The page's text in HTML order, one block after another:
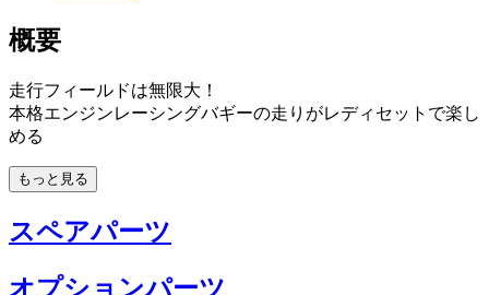
概要
走行フィールドは無限大！
本格エンジンレーシングバギーの走りがレディセットで楽し
める
もっと見る
スペアパーツ
オプションパーツ